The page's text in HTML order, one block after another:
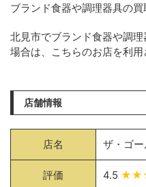
ブランド食器や調理器具の買
北見市でブランド食器や調
場合は、こちらのお店を利用
店舗情報
店名 ザ・ゴ
評価 4.5